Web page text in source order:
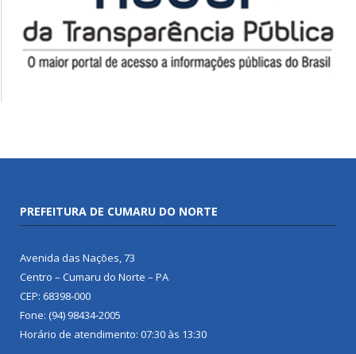
PREFEITURA DE CUMARU DO NORTE
Avenida das Nações, 73
Centro – Cumaru do Norte – PA
CEP: 68398-000
Fone: (94) 98434-2005
Horário de atendimento: 07:30 às 13:30